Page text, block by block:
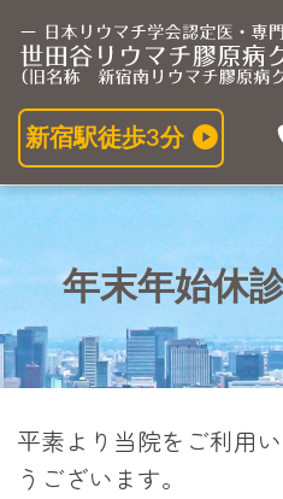
新宿駅徒歩3分
年末年始休
平素より当院をご利用
うございます。